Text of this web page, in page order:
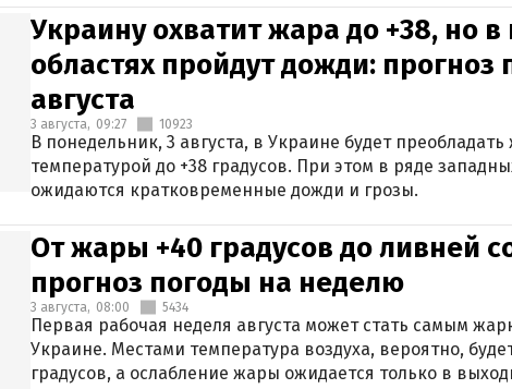
Украину охватит жара до +38, но
областях пройдут дожди: прогноз
августа
3 августа, 09:27 10923
В понедельник, 3 августа, в Украине будет преобладать
температурой до +38 градусов. При этом в ряде
ожидаются кратковременные дожди и грозы.
От жары +40 градусов до ливней
прогноз погоды на неделю
3 августа, 08:00 5434
Первая рабочая неделя августа может стать самым
Украине. Местами температура воздуха, вероятно,
градусов, а ослабление жары ожидается только в